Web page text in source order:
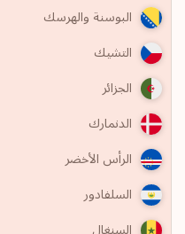
البوسنة والهرسك
التشيك
الجزائر
الدنمارك
الرأس الأخضر
السلفادور